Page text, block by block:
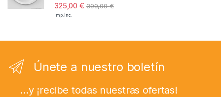
325,00€ 399,00€
Imp. Inc.
Únete a nuestro boletín
...y ¡recibe todas nuestras ofertas!